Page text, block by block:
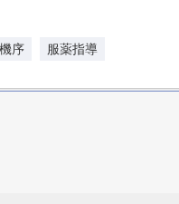
序 服薬指導